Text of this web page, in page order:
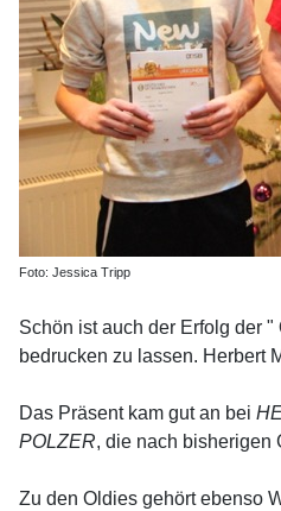
Foto: Jessica Tripp
Schön ist auch der Erfolg der
bedrucken zu lassen. Herbert
Das Präsent kam gut an bei
POLZER, die nach bisherigen
Zu den Oldies gehört ebenso